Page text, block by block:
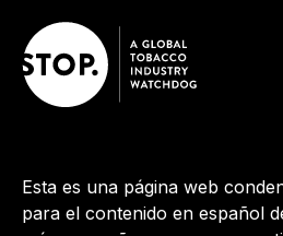
Esta es una página web
para el contenido en español